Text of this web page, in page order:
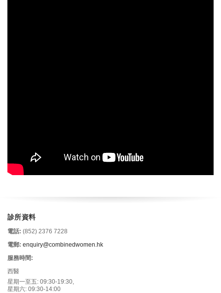
診所資料
電話: (852) 2376 7228
電郵: enquiry@combinedwomen.hk
服務時間:
西醫
星期一至五: 09:30-19:30,
星期六: 09:30-14:00